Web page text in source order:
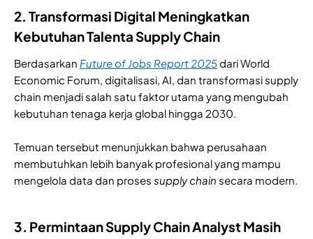
2. Transformasi Digital Meningkatkan
Kebutuhan Talenta Supply Chain
Berdasarkan Future of Jobs Report 2025dari World
Economic Forum, digitalisasi, AI, dan transformasi supply
chain menjadi salah satu faktor utama yang mengubah
kebutuhan tenaga kerja global hingga 2030.
Temuan tersebut menunjukkan bahwa perusahaan
membutuhkan lebih banyak profesional yang mampu
mengelola data dan proses supplychain secara modern.
3. Permintaan Supply Chain Analyst Masih